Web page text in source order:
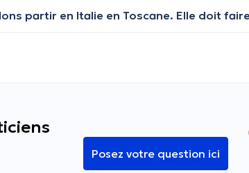
Posez votre question ici